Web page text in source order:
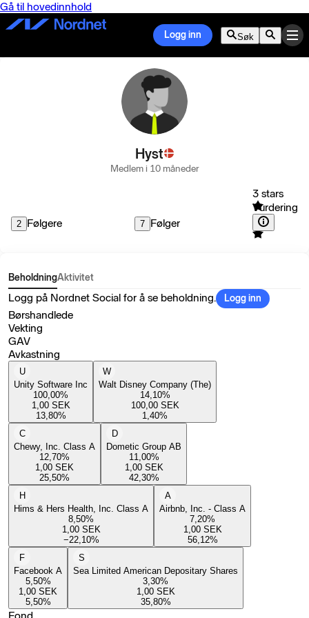
Gå til hovedinnhold
Logg inn Søk
Hyst
Medlem i 10 måneder
2 Følgere 7 Følger
3 stars
Vurdering
BeholdningAktivitet
Logg på Nordnet Social for å se beholdning. Logg inn
Børshandlede
Vekting
GAV
Avkastning
U
Unity Software Inc
100,00%
1,00 SEK
13,80%
W
Walt Disney Company (The)
14,10%
100,00 SEK
1,40%
C
Chewy, Inc. Class A
12,70%
1,00 SEK
25,50%
D
Dometic Group AB
11,00%
1,00 SEK
42,30%
H
Hims & Hers Health, Inc. Class A
8,50%
1,00 SEK
−22,10%
A
Airbnb, Inc. - Class A
7,20%
1,00 SEK
56,12%
F
Facebook A
5,50%
1,00 SEK
5,50%
S
Sea Limited American Depositary Shares
3,30%
1,00 SEK
35,80%